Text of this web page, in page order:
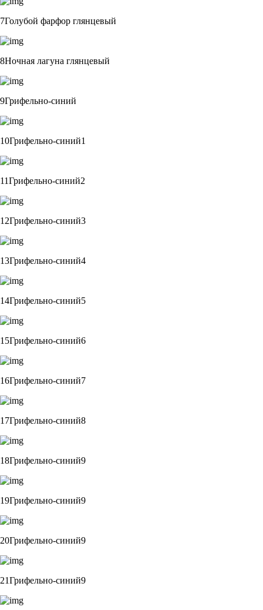
7Голубой фарфор глянцевый
8Ночная лагуна глянцевый
9Грифельно-синий
10Грифельно-синий1
11Грифельно-синий2
12Грифельно-синий3
13Грифельно-синий4
14Грифельно-синий5
15Грифельно-синий6
16Грифельно-синий7
17Грифельно-синий8
18Грифельно-синий9
19Грифельно-синий9
20Грифельно-синий9
21Грифельно-синий9